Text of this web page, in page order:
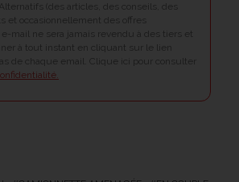
(des articles, des conseils, des
et occasionnellement des offres
e-mail ne sera jamais revendu à des tiers et
à tout instant en cliquant sur le lien
de chaque email. Clique ici pour consulter